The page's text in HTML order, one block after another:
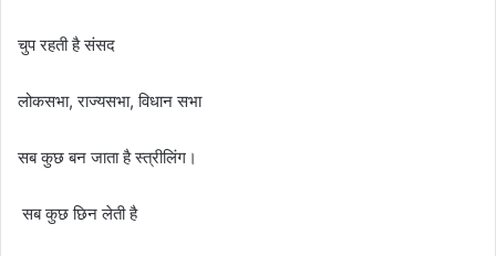
चुप रहती है संसद
लोकसभा, राज्यसभा, विधान सभा
सब कुछ बन जाता है स्त्रीलिंग।
सब कुछ छिन लेती है